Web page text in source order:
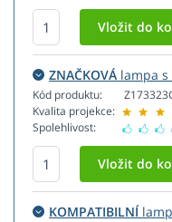
ZNAČKOVÁ lampa
Kód produktu:
Kvalita projekce:
Spolehlivost:
KOMPATIBILNÍ